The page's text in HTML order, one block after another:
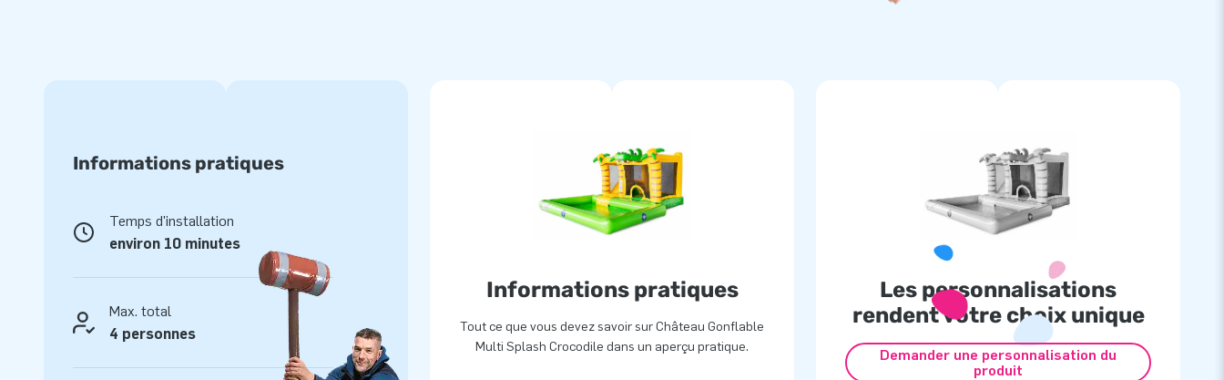
Informations pratiques
Temps d'installation
environ 10 minutes
Max. total
4 personnes
Informations pratiques
Tout ce que vous devez savoir sur Château Gonflable
Multi Splash Crocodile dans un aperçu pratique.
Les personnalisations
rendent votre choix unique
Demander une personnalisation du
produit